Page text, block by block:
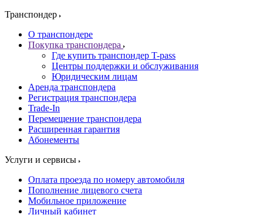
Транспондер
О транспондере
Покупка транспондера
Где купить транспондер T-pass
Центры поддержки и обслуживания
Юридическим лицам
Аренда транспондера
Регистрация транспондера
Trade-In
Перемещение транспондера
Расширенная гарантия
Абонементы
Услуги и сервисы
Оплата проезда по номеру автомобиля
Пополнение лицевого счета
Мобильное приложение
Личный кабинет